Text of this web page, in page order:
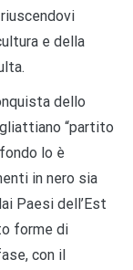
e della
dello
“partito
lo è
in nero sia
Paesi dell’Est
forme di
con il